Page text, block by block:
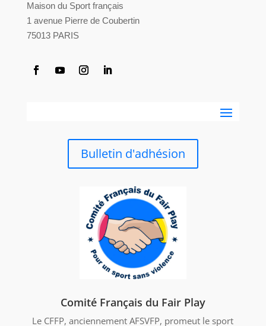
Maison du Sport français
1 avenue Pierre de Coubertin
75013 PARIS
Bulletin d'adhésion
Comité Français du Fair Play
Le CFFP, anciennement AFSVFP, promeut le sport